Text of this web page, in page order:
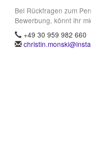
Bei Rückfragen zum
Bewerbung, könnt ihr
+49 30 959 982 660